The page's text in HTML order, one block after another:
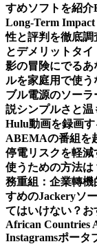
すめソフトを紹介
Long-Term Impact
性と評判を徹底調
とデメリット タイ
影の冒険にでる
ルを家庭用で使
ブル電源のソー
説シンプルさと
Hulu動画を録画
ABEMAの番組を
停電リスクを軽
使うための方法
務重組：企業轉機
すめのJackeryソ
てはいけない？
African Countries
Instagramsポータ